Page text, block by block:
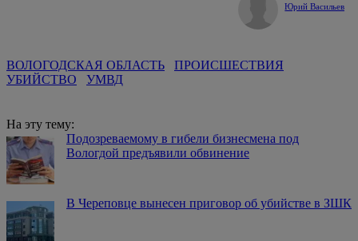
Юрий Васильев
ВОЛОГОДСКАЯ ОБЛАСТЬ
ПРОИСШЕСТВИЯ
УБИЙСТВО
УМВД
На эту тему:
Подозреваемому в гибели бизнесмена под
Вологдой предъявили обвинение
В Череповце вынесен приговор об убийстве в ЗШК